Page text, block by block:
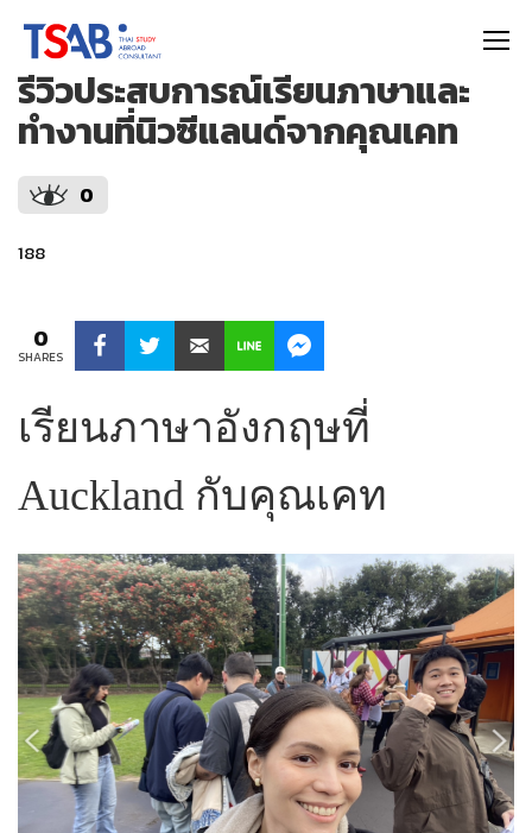
รีวิวประสบการณ์เรียนภาษาและ
ทำงานที่นิวซีแลนด์จากคุณเคท
0
188
0
SHARES
เรียนภาษาอังกฤษที่
Auckland กับคุณเคท